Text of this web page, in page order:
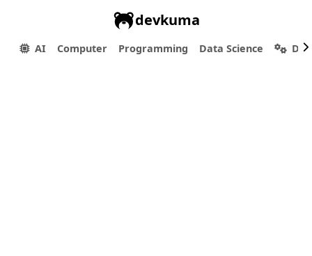
devkuma
AI Computer Programming Data Science